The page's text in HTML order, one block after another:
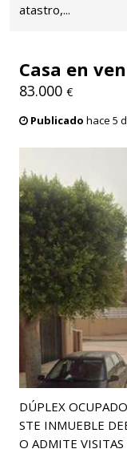
atastro,...
Casa en
83.000 €
Publicado hace 5
DÚPLEX
STE INMUEBLE
O ADMITE VISITAS